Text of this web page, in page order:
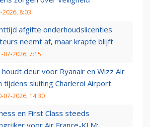
2026, 8:03
afgifte onderhoudslicenties
neemt af, maar krapte blijft
07-2026, 7:15
houdt deur voor Ryanair en Wizz Air
tijdens sluiting Charleroi Airport
07-2026, 14:30
en First Class steeds